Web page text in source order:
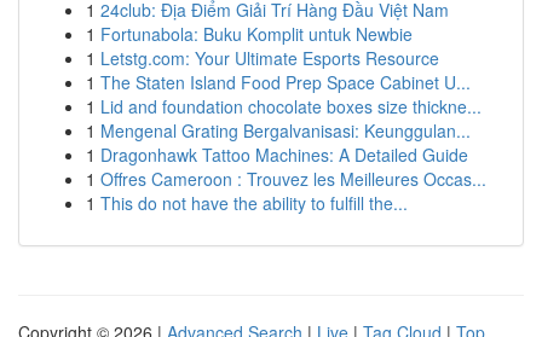
1 24club: Địa Điểm Giải Trí Hàng Đầu Việt Nam
1 Fortunabola: Buku Komplit untuk Newbie
1 Letstg.com: Your Ultimate Esports Resource
1 The Staten Island Food Prep Space Cabinet U...
1 Lid and foundation chocolate boxes size thickne...
1 Mengenal Grating Bergalvanisasi: Keunggulan...
1 Dragonhawk Tattoo Machines: A Detailed Guide
1 Offres Cameroon : Trouvez les Meilleures Occas...
1 This do not have the ability to fulfill the...
Copyright © 2026 | Advanced Search | Live | Tag Cloud | Top